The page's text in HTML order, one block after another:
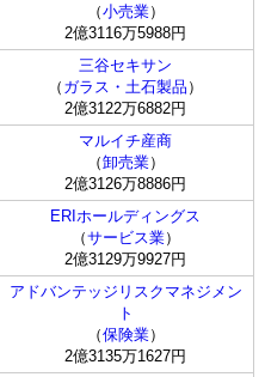
（小売業）
2億3116万5988円
三谷セキサン
（ ガラス・土石製品 ）
2億3122万6882円
マルイチ産商
（卸売業）
2億3126万8886円
ERIホールディングス
（サービス業）
2億3129万9927円
アドバンテッジリスクマネジメン
ト
（保険業）
2億3135万1627円